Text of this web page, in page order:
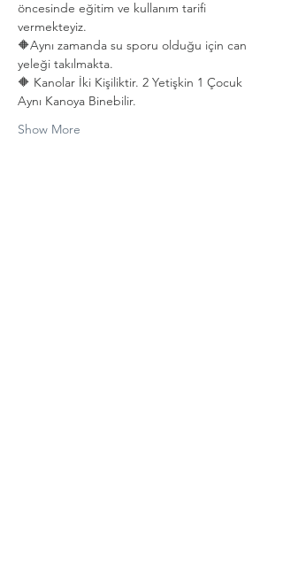
öncesinde eğitim ve kullanım tarifi
vermekteyiz.
🔶Aynı zamanda su sporu olduğu için can
yeleği takılmakta.
🔶 Kanolar İki Kişiliktir. 2 Yetişkin 1 Çocuk
Aynı Kanoya Binebilir.
Show More